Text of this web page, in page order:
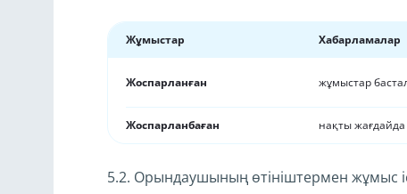
Жұмыстар Хабарламалар
Жоспарланған жұмыстар
Жоспарланбаған нақты жағдайда
5.2. Орындаушының өтініштермен жұмыс